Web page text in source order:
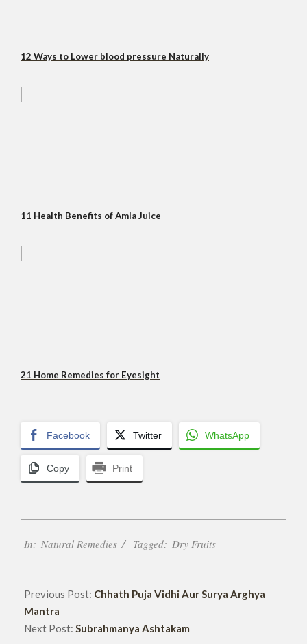
12 Ways to Lower blood pressure Naturally
11 Health Benefits of Amla Juice
21 Home Remedies for Eyesight
Facebook Twitter WhatsApp
Copy Print
10-
In: Natural Remedies Tagged: Dry Fruits
Previous Post: Chhath Puja Vidhi Aur Surya Arghya
Mantra
Next Post: Subrahmanya Ashtakam